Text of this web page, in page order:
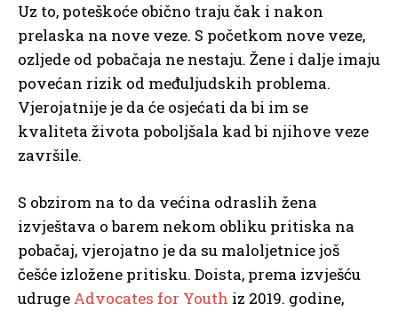
Uz to, poteškoće obično traju čak i nakon
prelaska na nove veze. S početkom nove veze,
ozljede od pobačaja ne nestaju. Žene i dalje imaju
povećan rizik od međuljudskih problema.
Vjerojatnije je da će osjećati da bi im se
kvaliteta života poboljšala kad bi njihove veze
završile.
S obzirom na to da većina odraslih žena
izvještava o barem nekom obliku pritiska na
pobačaj, vjerojatno je da su maloljetnice još
češće izložene pritisku. Doista, prema izvješću
udruge Advocates for Youth iz 2019. godine,